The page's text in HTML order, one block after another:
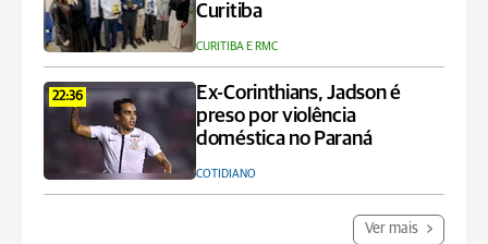
Curitiba
CURITIBA E RMC
22:36
Ex-Corinthians, Jadson é
preso por violência
doméstica no Paraná
COTIDIANO
Ver mais